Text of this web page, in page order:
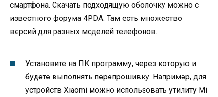
смартфона. Скачать подходящую оболочку можно с
известного форума 4PDA. Там есть множество
версий для разных моделей телефонов.
Установите на ПК программу, через которую и
будете выполнять перепрошивку. Например, для
устройств Xiaomi можно использовать утилиту Mi